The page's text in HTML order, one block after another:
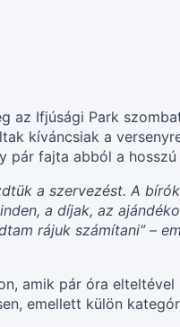
az Ifjúsági Park
kíváncsiak a
pár fajta abból a
a szervezést. A
a díjak, az
rájuk számítani” –
amik pár óra
emellett külön